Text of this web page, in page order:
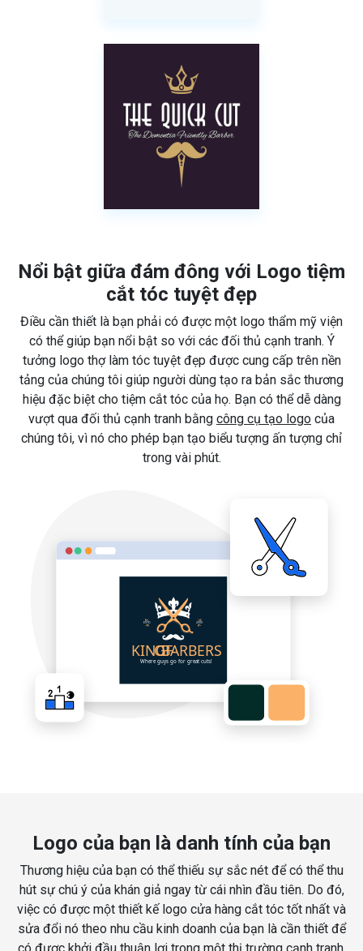
Nổi bật giữa đám đông với Logo tiệm
cắt tóc tuyệt đẹp
Điều cần thiết là bạn phải có được một logo thẩm mỹ viện
có thể giúp bạn nổi bật so với các đối thủ cạnh tranh. Ý
tưởng logo thợ làm tóc tuyệt đẹp được cung cấp trên nền
tảng của chúng tôi giúp người dùng tạo ra bản sắc thương
hiệu đặc biệt cho tiệm cắt tóc của họ. Bạn có thể dễ dàng
vượt qua đối thủ cạnh tranh bằng công cụ tạo logo của
chúng tôi, vì nó cho phép bạn tạo biểu tượng ấn tượng chỉ
trong vài phút.
Logo của bạn là danh tính của bạn
Thương hiệu của bạn có thể thiếu sự sắc nét để có thể thu
hút sự chú ý của khán giả ngay từ cái nhìn đầu tiên. Do đó,
việc có được một thiết kế logo cửa hàng cắt tóc tốt nhất và
sửa đổi nó theo nhu cầu kinh doanh của bạn là cần thiết để